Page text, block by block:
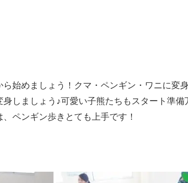
ら始めましょう！クマ・ペンギン・ワニ
しましょう♪可愛い子熊たちもスタート準
ペンギン歩きとても上手です！